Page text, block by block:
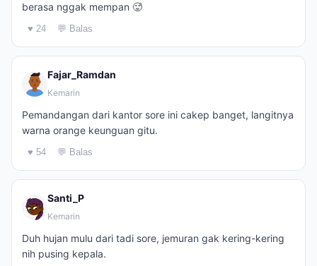
berasa nggak mempan 🥵
♥ 24 💬 Balas
Fajar_Ramdan
Kemarin
Pemandangan dari kantor sore ini cakep banget, langitnya
warna orange keunguan gitu.
♥ 54 💬 Balas
Santi_P
Kemarin
Duh hujan mulu dari tadi sore, jemuran gak kering-kering
nih pusing kepala.